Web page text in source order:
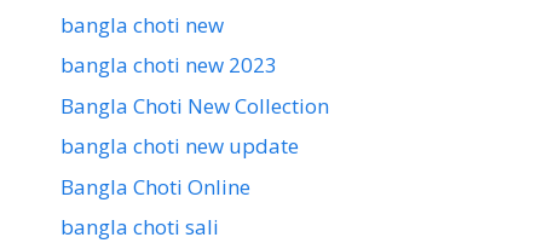
bangla choti new
bangla choti new 2023
Bangla Choti New Collection
bangla choti new update
Bangla Choti Online
bangla choti sali